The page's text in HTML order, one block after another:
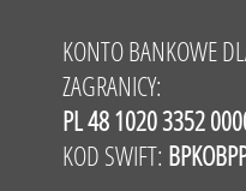
KONTO BANKOWE
ZAGRANICY:
PL 48 1020 3352
KOD SWIFT: